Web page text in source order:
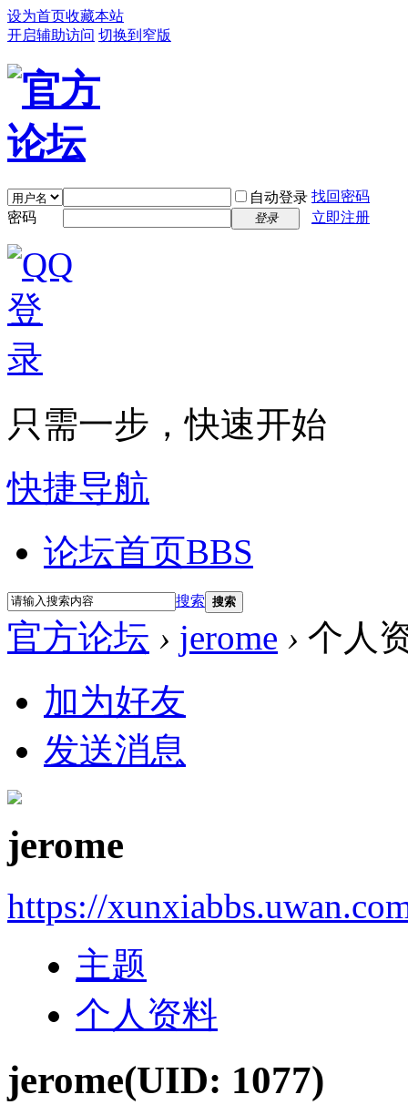
设为首页收藏本站
开启辅助访问 切换到窄版
自动登录 找回密码
密码
登录 立即注册
只需一步，快速开始
快捷导航
论坛首页BBS
搜索 搜索
官方论坛 › jerome › 个人
加为好友
发送消息
jerome
https://
主题
个人资料
jerome(UID: 1077)